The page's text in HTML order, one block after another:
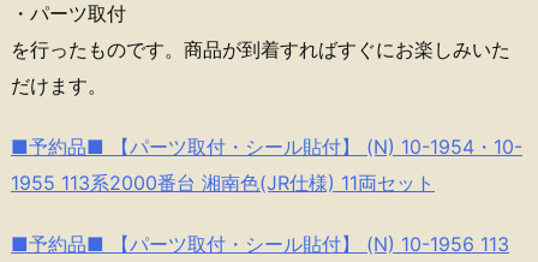
・パーツ取付
を行ったものです。商品が到着すればすぐにお楽しみいた
だけます。
■予約品■ 【パーツ取付・シール貼付】 (N) 10-1954・10-
1955 113系2000番台 湘南色(JR仕様) 11両セット
■予約品■ 【パーツ取付・シール貼付】 (N) 10-1956 113